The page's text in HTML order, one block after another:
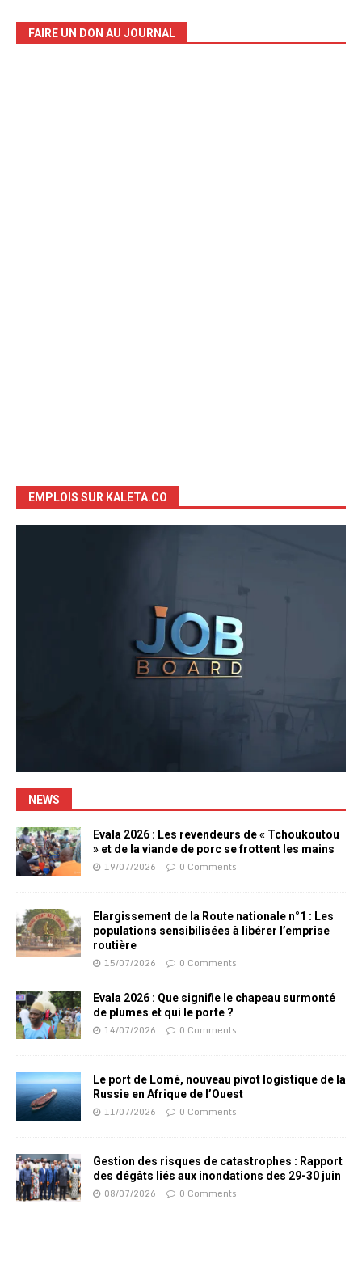
FAIRE UN DON AU JOURNAL
EMPLOIS SUR KALETA.CO
NEWS
Evala 2026 : Les revendeurs de « Tchoukoutou
» et de la viande de porc se frottent les mains
19/07/2026 0 Comments
Elargissement de la Route nationale n°1 : Les
populations sensibilisées à libérer l’emprise
routière
15/07/2026 0 Comments
Evala 2026 : Que signifie le chapeau surmonté
de plumes et qui le porte ?
14/07/2026 0 Comments
Le port de Lomé, nouveau pivot logistique de la
Russie en Afrique de l’Ouest
11/07/2026 0 Comments
Gestion des risques de catastrophes : Rapport
des dégâts liés aux inondations des 29-30 juin
08/07/2026 0 Comments